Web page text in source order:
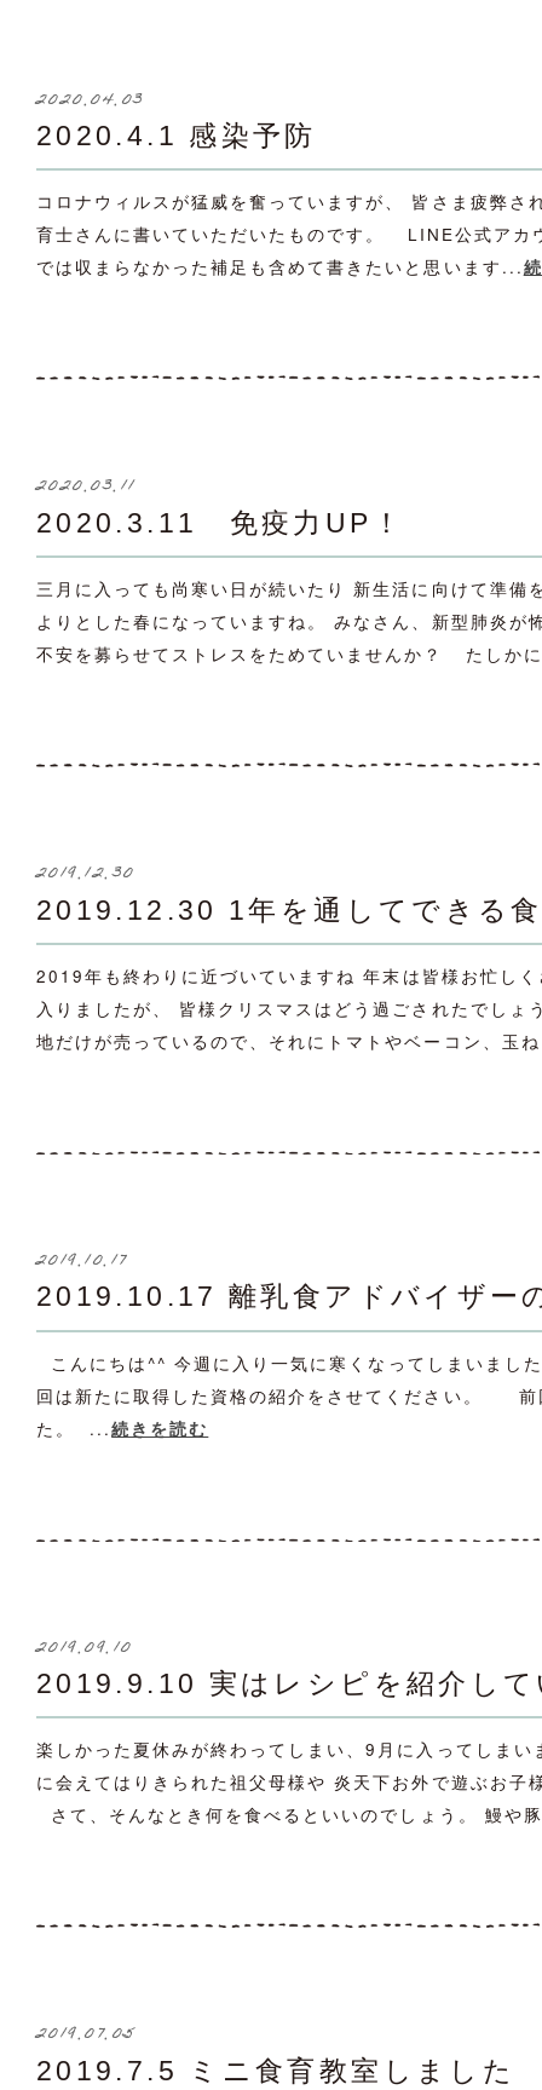
2020.04.03
2020.4.1 感染予防
コロナウィルスが猛威を奮っていますが、 皆さま疲弊
育士さんに書いていただいたものです。 LINE公式アカ
では収まらなかった補足も含めて書きたいと思います...
2020.03.11
2020.3.11 免疫力UP！
三月に入っても尚寒い日が続いたり 新生活に向けて準
よりとした春になっていますね。 みなさん、新型肺炎
不安を募らせてストレスをためていませんか？ たしか
2019.12.30
2019.12.30 1年を通してできる
2019年も終わりに近づいていますね 年末は皆様お忙し
入りましたが、 皆様クリスマスはどう過ごされたでし
地だけが売っているので、それにトマトやベーコン、玉
2019.10.17
2019.10.17 離乳食アドバイザー
こんにちは^^ 今週に入り一気に寒くなってしまいま
回は新たに取得した資格の紹介をさせてください。 前
た。 ...続きを読む
2019.09.10
2019.9.10 実はレシピを紹介し
楽しかった夏休みが終わってしまい、9月に入ってしま
に会えてはりきられた祖父母様や 炎天下お外で遊ぶお
さて、そんなとき何を食べるといいのでしょう。 鰻や
2019.07.05
2019.7.5 ミニ食育教室しました